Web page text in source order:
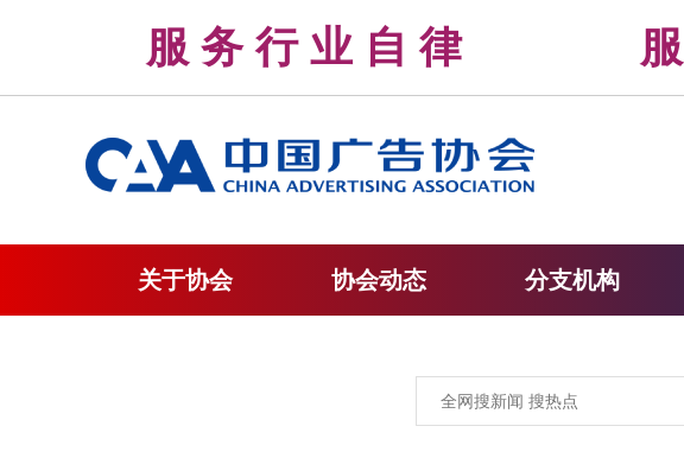
服 务 行 业 自 律 服
关于协会 协会动态 分支机构